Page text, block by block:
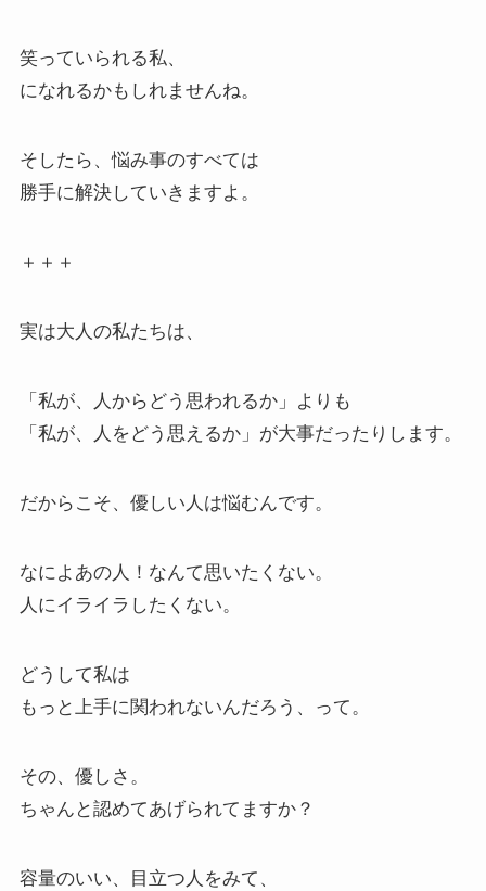
笑っていられる私、
になれるかもしれませんね。
そしたら、悩み事のすべては
勝手に解決していきますよ。
＋＋＋
実は大人の私たちは、
「私が、人からどう思われるか」よりも
「私が、人をどう思えるか」が大事だったりします。
だからこそ、優しい人は悩むんです。
なによあの人！なんて思いたくない。
人にイライラしたくない。
どうして私は
もっと上手に関われないんだろう、って。
その、優しさ。
ちゃんと認めてあげられてますか？
容量のいい、目立つ人をみて、